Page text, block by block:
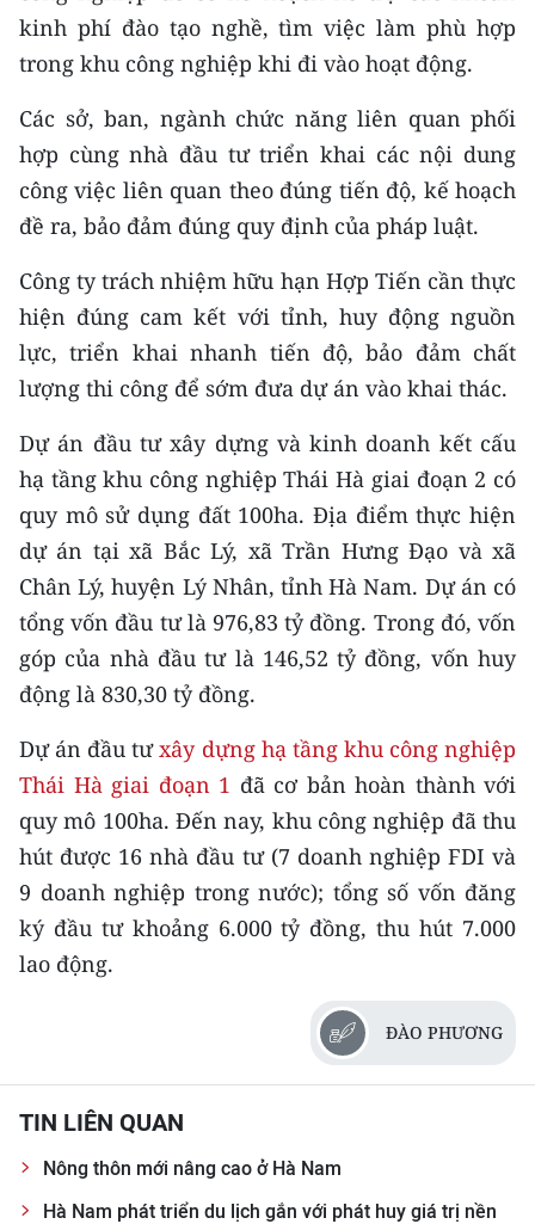
Media Chính trị
Media Văn hóa
Media Xã hội
Media Du lịch
Media Thế giới
Media Thể thao
Media Giáo dục
Media Y tế
Media Khoa học - Công nghệ
Media Môi trường
Ảnh
TIN MỚI
TIN ĐỊA PHƯƠNG
Trung du và miền núi phía Bắc
Đồng bằng sông Hồng
Nguyên
Đồng bằng sông Cửu Long
kinh phí đào tạo nghề, tìm việc làm phù hợp
trong khu công nghiệp khi đi vào hoạt động.
Các sở, ban, ngành chức năng liên quan phối
hợp cùng nhà đầu tư triển khai các nội dung
công việc liên quan theo đúng tiến độ, kế hoạch
đề ra, bảo đảm đúng quy định của pháp luật.
Công ty trách nhiệm hữu hạn Hợp Tiến cần thực
hiện đúng cam kết với tỉnh, huy động nguồn
lực, triển khai nhanh tiến độ, bảo đảm chất
lượng thi công để sớm đưa dự án vào khai thác.
Dự án đầu tư xây dựng và kinh doanh kết cấu
hạ tầng khu công nghiệp Thái Hà giai đoạn 2 có
quy mô sử dụng đất 100ha. Địa điểm thực hiện
dự án tại xã Bắc Lý, xã Trần Hưng Đạo và xã
Chân Lý, huyện Lý Nhân, tỉnh Hà Nam. Dự án có
tổng vốn đầu tư là 976,83 tỷ đồng. Trong đó, vốn
góp của nhà đầu tư là 146,52 tỷ đồng, vốn huy
động là 830,30 tỷ đồng.
Dự án đầu tưxây dựng hạ tầng khu công nghiệp
Thái Hà giai đoạn 1 đã cơ bản hoàn thành với
quy mô 100ha. Đến nay, khu công nghiệp đã thu
hút được 16 nhà đầu tư (7 doanh nghiệp FDI và
9 doanh nghiệp trong nước); tổng số vốn đăng
ký đầu tư khoảng 6.000 tỷ đồng, thu hút 7.000
lao động.
ĐÀO PHƯƠNG
TIN LIÊN QUAN
Nông thôn mới nâng cao ở Hà Nam
Hà Nam phát triển du lịch gắn với phát huy giá trị nền